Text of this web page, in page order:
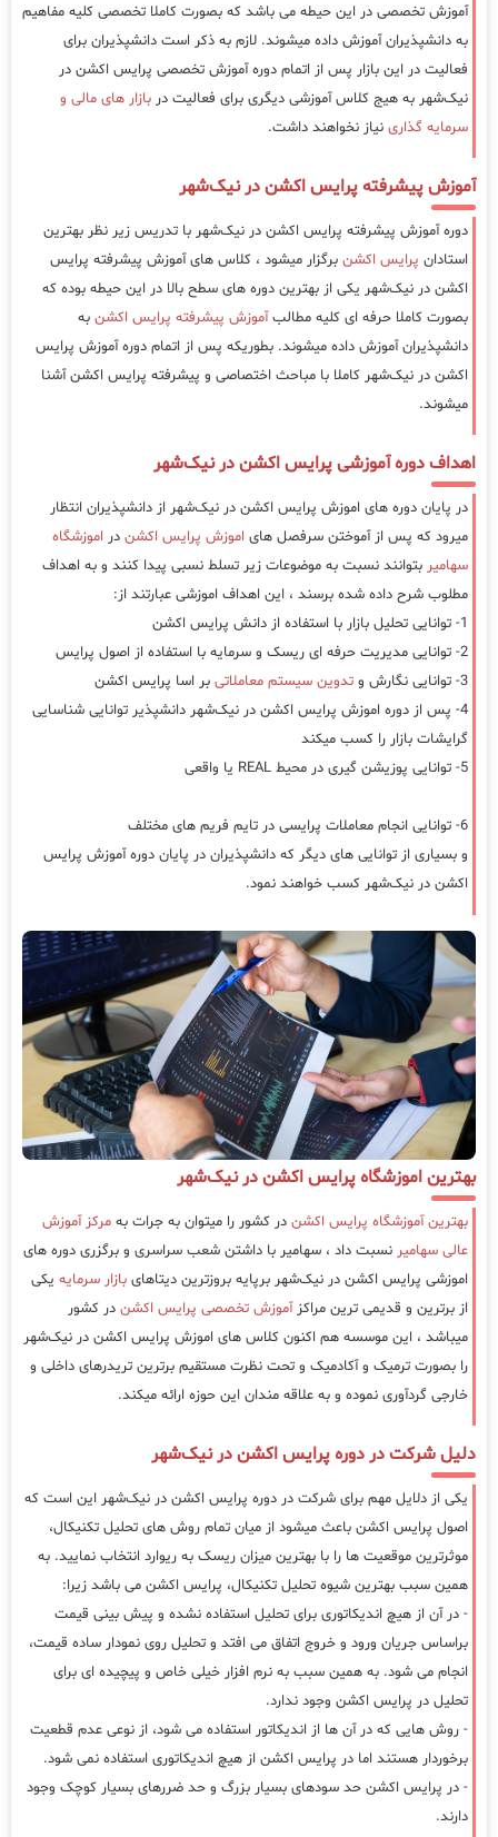
آموزش تخصصی در این حیطه می باشد که بصورت کاملا تخصصی کلیه مفاهیم
به دانشپذیران آموزش داده میشوند. لازم به ذکر است دانشپذیران برای
فعالیت در این بازار پس از اتمام دوره آموزش تخصصی پرایس اکشن در
نیک‌شهر به هیج کلاس آموزشی دیگری برای فعالیت در بازار های مالی و
سرمایه گذاری نیاز نخواهند داشت.
آموزش پیشرفته پرایس اکشن در نیک‌شهر
دوره آموزش پیشرفته پرایس اکشن در نیک‌شهر با تدریس زیر نظر بهترین
استادان پرایس اکشن برگزار میشود ، کلاس های آموزش پیشرفته پرایس
اکشن در نیک‌شهر یکی از بهترین دوره های سطح بالا در این حیطه بوده که
بصورت کاملا حرفه ای کلیه مطالبآموزش پیشرفته پرایس اکشن به
دانشپذیران آموزش داده میشوند. بطوریکه پس از اتمام دوره آموزش پرایس
اکشن در نیک‌شهر کاملا با مباحث اختصاصی و پیشرفته پرایس اکشن آشنا
میشوند.
اهداف دوره آموزشی پرایس اکشن در نیک‌شهر
در پایان دوره های اموزش پرایس اکشن در نیک‌شهر از دانشپذیران انتظار
میرود که پس از آموختن سرفصل های اموزش پرایس اکشن در اموزشگاه
سهامیر بتوانند نسبت به موضوعات زیر تسلط نسبی پیدا کنند و به اهداف
مطلوب شرح داده شده برسند ، این اهداف اموزشی عبارتند از:
1- توانایی تحلیل بازار با استفاده از دانش پرایس اکشن
2- توانایی مدیریت حرفه ای ریسک و سرمایه با استفاده از اصول پرایس
3- توانایی نگارش و
تدوین سیستم معاملاتی بر اسا پرایس اکشن
4- پس از دوره اموزش پرایس اکشن در نیک‌شهر دانشپذیر توانایی شناسایی
گرایشات بازار را کسب میکند
5- توانایی پوزیشن گیری در محیط REAL یا واقعی
6- توانایی انجام معاملات پرایسی در تایم فریم های مختلف
و بسیاری از توانایی های دیگر که دانشپذیران در پایان دوره آموزش پرایس
اکشن در نیک‌شهر کسب خواهند نمود.
بهترین اموزشگاه پرایس اکشن در نیک‌شهر
بهترین آموزشگاه پرایس اکشن در کشور را میتوان به جرات به مرکز آموزش
عالی سهامیر نسبت داد ، سهامیر با داشتن شعب سراسری و برگزری دوره های
اموزشی پرایس اکشن در نیک‌شهر برپایه بروزترین دیتاهای بازار سرمایه یکی
از برترین و قدیمی ترین مراکزآموزش تخصصی پرایس اکشن در کشور
میباشد ، این موسسه هم اکنون کلاس های اموزش پرایس اکشن در نیک‌شهر
را بصورت ترمیک و آکادمیک و تحت نظرت مستقیم برترین تریدرهای داخلی و
خارجی گردآوری نموده و به علاقه مندان این حوزه ارائه میکند.
دلیل شرکت در دوره پرایس اکشن در نیک‌شهر
یکی از دلایل مهم برای شرکت در دوره پرایس اکشن در نیک‌شهر این است که
اصول پرایس اکشن باعث میشود از میان تمام روش های تحلیل تکنیکال،
موثرترین موقعیت ها را با بهترین میزان ریسک به ریوارد انتخاب نمایید. به
همین سبب بهترین شیوه تحلیل تکنیکال، پرایس اکشن می باشد زیرا:
- در آن از هیچ اندیکاتوری برای تحلیل استفاده نشده و پیش بینی قیمت
براساس جریان ورود و خروج اتفاق می افتد و تحلیل روی نمودار ساده قیمت،
انجام می شود. به همین سبب به نرم افزار خیلی خاص و پیچیده ای برای
تحلیل در پرایس اکشن وجود ندارد.
- روش هایی که در آن ها از اندیکاتور استفاده می شود، از نوعی عدم قطعیت
برخوردار هستند اما در پرایس اکشن از هیچ اندیکاتوری استفاده نمی شود.
- در پرایس اکشن حد سودهای بسیار بزرگ و حد ضررهای بسیار کوچک وجود
دارند.